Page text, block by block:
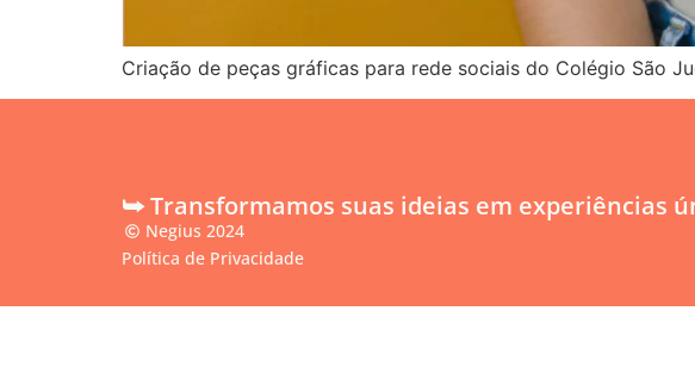
Criação de peças gráficas para rede sociais do Colégio São
⮩ Transformamos suas ideias em experiências
Negius 2024
Política de Privacidade